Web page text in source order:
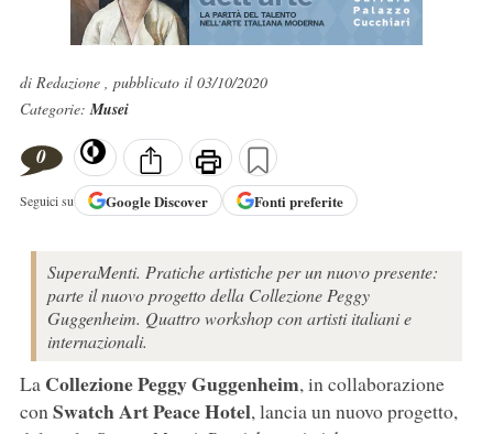
di Redazione , pubblicato il 03/10/2020
Categorie:Musei
0
Seguici su GoogleDiscover Fonti preferite
SuperaMenti. Pratiche artistiche per un nuovo presente:
parte il nuovo progetto della Collezione Peggy
Guggenheim. Quattro workshop con artisti italiani e
internazionali.
La Collezione Peggy Guggenheim, in collaborazione
conSwatch Art Peace Hotel, lancia un nuovo progetto,